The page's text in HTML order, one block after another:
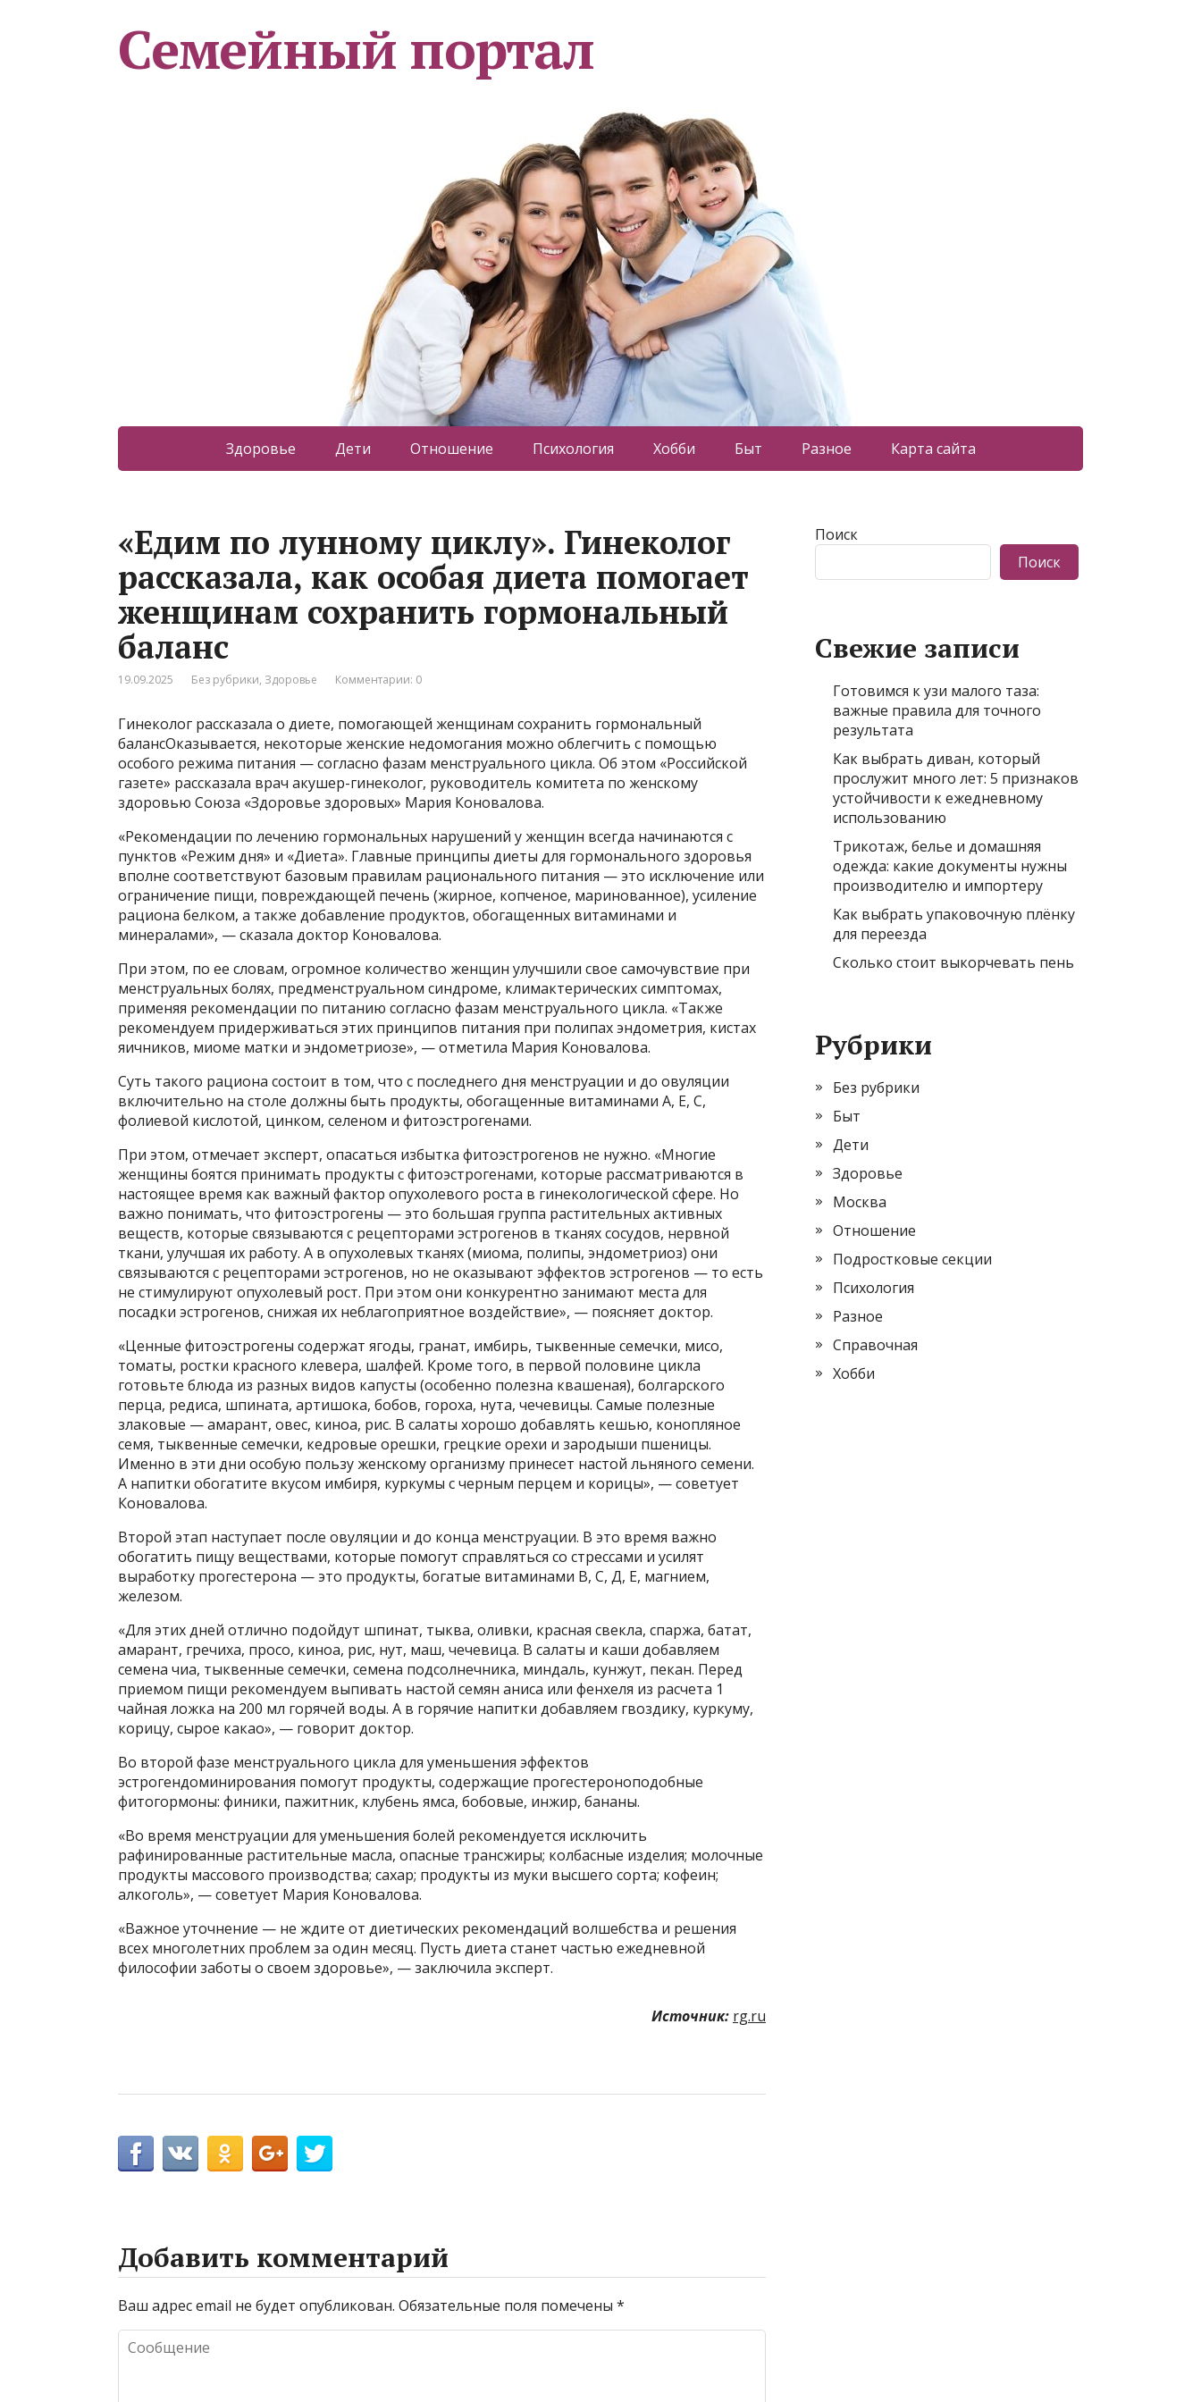
Семейный портал
Здоровье Дети Отношение Психология Хобби Быт Разное Карта сайта
«Едим по лунному циклу». Гинеколог
рассказала, как особая диета помогает
женщинам сохранить гормональный
баланс
19.09.2025 Без рубрики, Здоровье Комментарии: 0
Гинеколог рассказала о диете, помогающей женщинам сохранить гормональный
балансОказывается, некоторые женские недомогания можно облегчить с помощью
особого режима питания — согласно фазам менструального цикла. Об этом «Российской
газете» рассказала врач акушер-гинеколог, руководитель комитета по женскому
здоровью Союза «Здоровье здоровых» Мария Коновалова.
«Рекомендации по лечению гормональных нарушений у женщин всегда начинаются с
пунктов «Режим дня» и «Диета». Главные принципы диеты для гормонального здоровья
вполне соответствуют базовым правилам рационального питания — это исключение или
ограничение пищи, повреждающей печень (жирное, копченое, маринованное), усиление
рациона белком, а также добавление продуктов, обогащенных витаминами и
минералами», — сказала доктор Коновалова.
При этом, по ее словам, огромное количество женщин улучшили свое самочувствие при
менструальных болях, предменструальном синдроме, климактерических симптомах,
применяя рекомендации по питанию согласно фазам менструального цикла. «Также
рекомендуем придерживаться этих принципов питания при полипах эндометрия, кистах
яичников, миоме матки и эндометриозе», — отметила Мария Коновалова.
Суть такого рациона состоит в том, что с последнего дня менструации и до овуляции
включительно на столе должны быть продукты, обогащенные витаминами А, Е, С,
фолиевой кислотой, цинком, селеном и фитоэстрогенами.
При этом, отмечает эксперт, опасаться избытка фитоэстрогенов не нужно. «Многие
женщины боятся принимать продукты с фитоэстрогенами, которые рассматриваются в
настоящее время как важный фактор опухолевого роста в гинекологической сфере. Но
важно понимать, что фитоэстрогены — это большая группа растительных активных
веществ, которые связываются с рецепторами эстрогенов в тканях сосудов, нервной
ткани, улучшая их работу. А в опухолевых тканях (миома, полипы, эндометриоз) они
связываются с рецепторами эстрогенов, но не оказывают эффектов эстрогенов — то есть
не стимулируют опухолевый рост. При этом они конкурентно занимают места для
посадки эстрогенов, снижая их неблагоприятное воздействие», — поясняет доктор.
«Ценные фитоэстрогены содержат ягоды, гранат, имбирь, тыквенные семечки, мисо,
томаты, ростки красного клевера, шалфей. Кроме того, в первой половине цикла
готовьте блюда из разных видов капусты (особенно полезна квашеная), болгарского
перца, редиса, шпината, артишока, бобов, гороха, нута, чечевицы. Самые полезные
злаковые — амарант, овес, киноа, рис. В салаты хорошо добавлять кешью, конопляное
семя, тыквенные семечки, кедровые орешки, грецкие орехи и зародыши пшеницы.
Именно в эти дни особую пользу женскому организму принесет настой льняного семени.
А напитки обогатите вкусом имбиря, куркумы с черным перцем и корицы», — советует
Коновалова.
Второй этап наступает после овуляции и до конца менструации. В это время важно
обогатить пищу веществами, которые помогут справляться со стрессами и усилят
выработку прогестерона — это продукты, богатые витаминами В, С, Д, Е, магнием,
железом.
«Для этих дней отлично подойдут шпинат, тыква, оливки, красная свекла, спаржа, батат,
амарант, гречиха, просо, киноа, рис, нут, маш, чечевица. В салаты и каши добавляем
семена чиа, тыквенные семечки, семена подсолнечника, миндаль, кунжут, пекан. Перед
приемом пищи рекомендуем выпивать настой семян аниса или фенхеля из расчета 1
чайная ложка на 200 мл горячей воды. А в горячие напитки добавляем гвоздику, куркуму,
корицу, сырое какао», — говорит доктор.
Во второй фазе менструального цикла для уменьшения эффектов
эстрогендоминирования помогут продукты, содержащие прогестероноподобные
фитогормоны: финики, пажитник, клубень ямса, бобовые, инжир, бананы.
«Во время менструации для уменьшения болей рекомендуется исключить
рафинированные растительные масла, опасные трансжиры; колбасные изделия; молочные
продукты массового производства; сахар; продукты из муки высшего сорта; кофеин;
алкоголь», — советует Мария Коновалова.
«Важное уточнение — не ждите от диетических рекомендаций волшебства и решения
всех многолетних проблем за один месяц. Пусть диета станет частью ежедневной
философии заботы о своем здоровье», — заключила эксперт.
Источник: rg.ru
Добавить комментарий
Ваш адрес email не будет опубликован. Обязательные поля помечены *
Поиск
Поиск
Свежие записи
Готовимся к узи малого таза:
важные правила для точного
результата
Как выбрать диван, который
прослужит много лет: 5 признаков
устойчивости к ежедневному
использованию
Трикотаж, белье и домашняя
одежда: какие документы нужны
производителю и импортеру
Как выбрать упаковочную плёнку
для переезда
Сколько стоит выкорчевать пень
Рубрики
Без рубрики
Быт
Дети
Здоровье
Москва
Отношение
Подростковые секции
Психология
Разное
Справочная
Хобби